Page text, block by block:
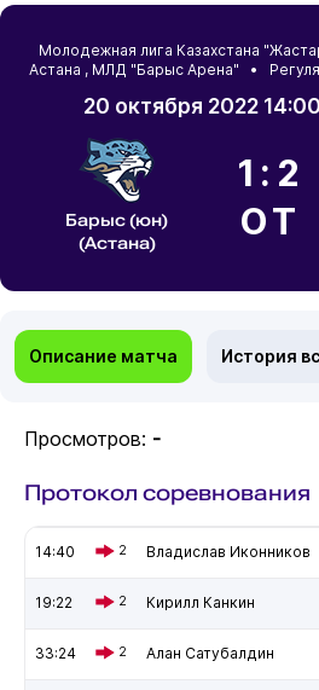
Молодежная лига Казахстана
Астана , МЛД "Барыс Арена" •
20 октября 2022 14:00
Барыс (юн)
(Астана)
1:2
ОТ
Описание матча История
Просмотров: -
Протокол соревнования
14:40 2 Владислав Иконников
19:22 2 Кирилл Канкин
33:24 2 Алан Сатубалдин